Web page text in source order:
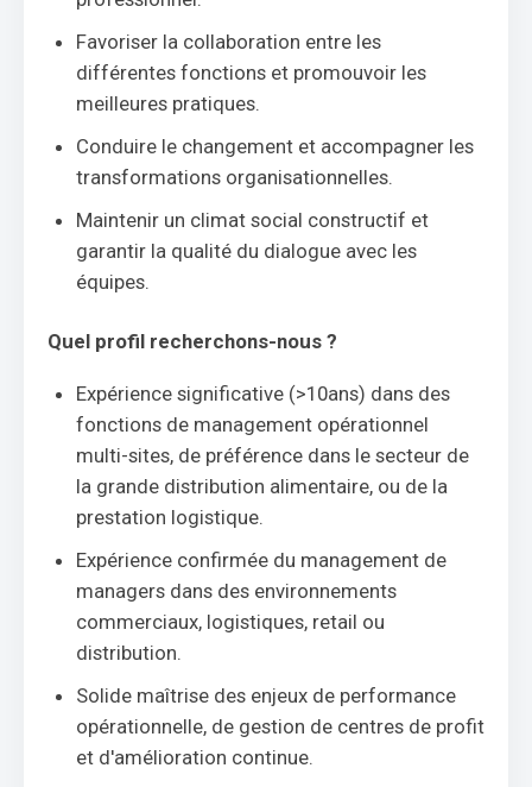
Favoriser la collaboration entre les
différentes fonctions et promouvoir les
meilleures pratiques.
Conduire le changement et accompagner les
transformations organisationnelles.
Maintenir un climat social constructif et
garantir la qualité du dialogue avec les
équipes.
Quel profil recherchons-nous ?
Expérience significative (>10ans) dans des
fonctions de management opérationnel
multi-sites, de préférence dans le secteur de
la grande distribution alimentaire, ou de la
prestation logistique.
Expérience confirmée du management de
managers dans des environnements
commerciaux, logistiques, retail ou
distribution.
Solide maîtrise des enjeux de performance
opérationnelle, de gestion de centres de profit
et d'amélioration continue.